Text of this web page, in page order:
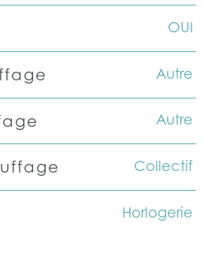
OUI
Autre
Autre
Collectif
Horlogerie